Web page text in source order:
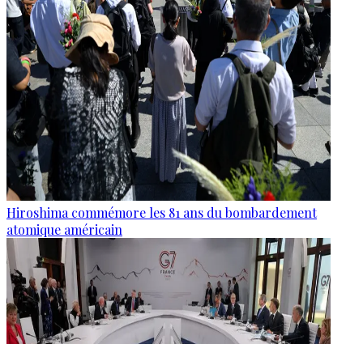
Hiroshima commémore les 81 ans du bombardement
atomique américain